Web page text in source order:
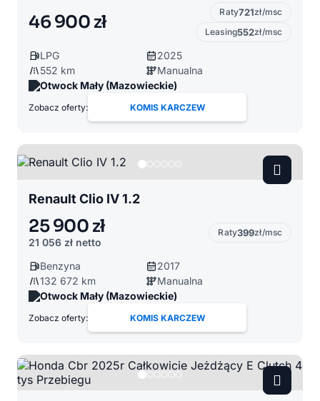
46 900 zł Raty721zł/msc
Leasing552zł/msc
LPG
2025
552 km
Manualna
Otwock Mały (Mazowieckie)
Zobacz oferty: KOMIS KARCZEW
Renault Clio IV 1.2
25 900 zł
21 056 zł netto
Raty399zł/msc
Benzyna
2017
132 672 km
Manualna
Otwock Mały (Mazowieckie)
Zobacz oferty: KOMIS KARCZEW